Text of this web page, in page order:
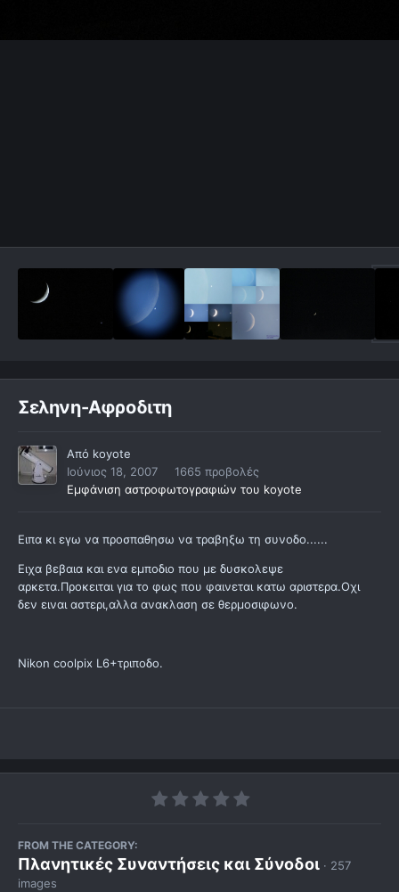
Σεληνη-Αφροδιτη
Από koyote
Ιούνιος 18, 2007
1665 προβολές
Εμφάνιση αστροφωτογραφιών του koyote
Ειπα κι εγω να προσπαθησω να τραβηξω τη συνοδο......
Ειχα βεβαια και ενα εμποδιο που με δυσκολεψε
αρκετα.Προκειται για το φως που φαινεται κατω αριστερα.Οχι
δεν ειναι αστερι,αλλα ανακλαση σε θερμοσιφωνο.
Nikon coolpix L6+τριποδο.
FROM THE CATEGORY:
Πλανητικές Συναντήσεις και Σύνοδοι · 257
images